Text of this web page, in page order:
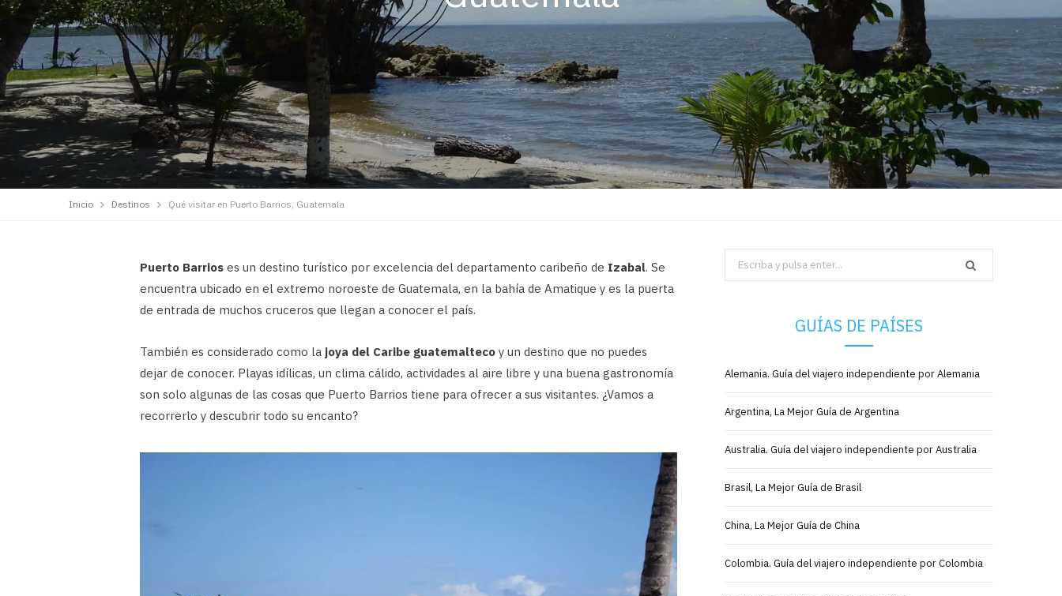
Inicio Destinos Qué visitar en Puerto Barrios, Guatemala
Puerto Barrios es un destino turístico por excelencia del departamento caribeño de Izabal. Se
encuentra ubicado en el extremo noroeste de Guatemala, en la bahía de Amatique y es la puerta
de entrada de muchos cruceros que llegan a conocer el país.
También es considerado como la joya del Caribe guatemalteco y un destino que no puedes
dejar de conocer. Playas idílicas, un clima cálido, actividades al aire libre y una buena gastronomía
son solo algunas de las cosas que Puerto Barrios tiene para ofrecer a sus visitantes. ¿Vamos a
recorrerlo y descubrir todo su encanto?
Search
for:
GUÍAS DE PAÍSES
Alemania. Guía del viajero independiente por Alemania
Argentina, La Mejor Guía de Argentina
Australia. Guía del viajero independiente por Australia
Brasil, La Mejor Guía de Brasil
China, La Mejor Guía de China
Colombia. Guía del viajero independiente por Colombia